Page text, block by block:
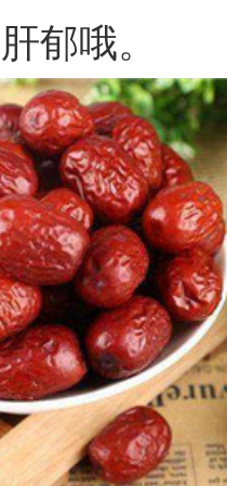
郁哦。